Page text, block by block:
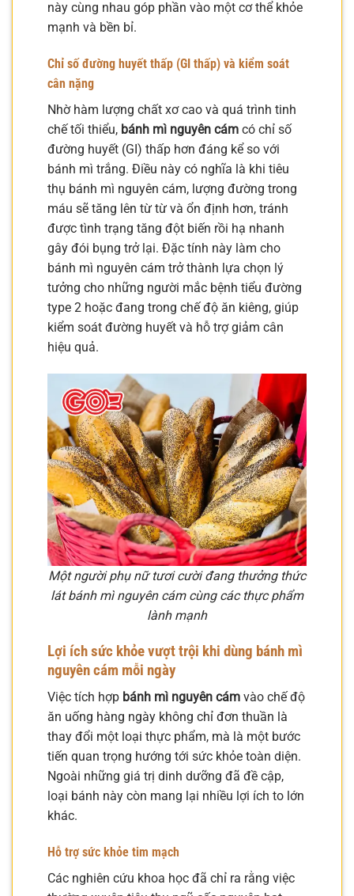
này cùng nhau góp phần vào một cơ thể khỏe
mạnh và bền bỉ.
Chỉ số đường huyết thấp (GI thấp) và kiểm soát
cân nặng
Nhờ hàm lượng chất xơ cao và quá trình tinh
chế tối thiểu, bánh mì nguyên cám có chỉ số
đường huyết (GI) thấp hơn đáng kể so với
bánh mì trắng. Điều này có nghĩa là khi tiêu
thụ bánh mì nguyên cám, lượng đường trong
máu sẽ tăng lên từ từ và ổn định hơn, tránh
được tình trạng tăng đột biến rồi hạ nhanh
gây đói bụng trở lại. Đặc tính này làm cho
bánh mì nguyên cám trở thành lựa chọn lý
tưởng cho những người mắc bệnh tiểu đường
type 2 hoặc đang trong chế độ ăn kiêng, giúp
kiểm soát đường huyết và hỗ trợ giảm cân
hiệu quả.
Một người phụ nữ tươi cười đang thưởng thức
lát bánh mì nguyên cám cùng các thực phẩm
lành mạnh
Lợi ích sức khỏe vượt trội khi dùng bánh mì
nguyên cám mỗi ngày
Việc tích hợp bánh mì nguyên cám vào chế độ
ăn uống hàng ngày không chỉ đơn thuần là
thay đổi một loại thực phẩm, mà là một bước
tiến quan trọng hướng tới sức khỏe toàn diện.
Ngoài những giá trị dinh dưỡng đã đề cập,
loại bánh này còn mang lại nhiều lợi ích to lớn
khác.
Hỗ trợ sức khỏe tim mạch
Các nghiên cứu khoa học đã chỉ ra rằng việc